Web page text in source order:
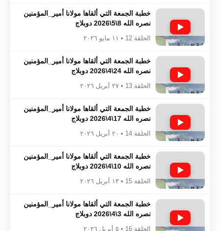
خطبة الجمعة التي ألقاها مولانا أمير_المؤمنين​​​​​​
نصره الله 8\5\2026 دوبلاج
الحلقة 12 • ١١ مايو ٢٠٢٦
خطبة الجمعة التي ألقاها مولانا أمير_المؤمنين​​​​​​
نصره الله 24\4\2026 دوبلاج
الحلقة 13 • ٢٧ أبريل ٢٠٢٦
خطبة الجمعة التي ألقاها مولانا أمير_المؤمنين​​​​​​
نصره الله 17\4\2026 دوبلاج
الحلقة 14 • ٢٠ أبريل ٢٠٢٦
خطبة الجمعة التي ألقاها مولانا أمير_المؤمنين​​​​​​
نصره الله 10\4\2026 دوبلاج
الحلقة 15 • ١٣ أبريل ٢٠٢٦
خطبة الجمعة التي ألقاها مولانا أمير_المؤمنين​​​​​​
نصره الله 3\4\2026 دوبلاج
الحلقة 16 • ٥ أبريل ٢٠٢٦